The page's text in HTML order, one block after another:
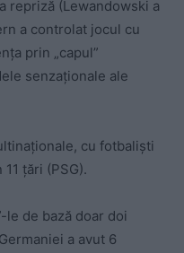
repriză (Lewandowski a
a controlat jocul cu
prin „capul”
senzaționale ale
cu fotbaliști
țări (PSG).
le de bază doar doi
a avut 6